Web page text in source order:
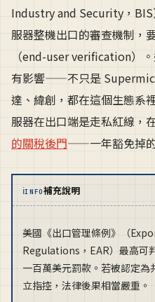
Industry and Security，
服器整機出口的審查機制，
（end-user verification）
有影響——不只是
達、緯創，都在這個生態系
服器在出口端是走私紅線，
的關稅後門——一年豁免掉的
ℹINFO補充說明
美國《出口管理條例》（
Regulations，EAR）最高可
一百萬美元罰款。若被認定
立指控，法律後果相當嚴重。